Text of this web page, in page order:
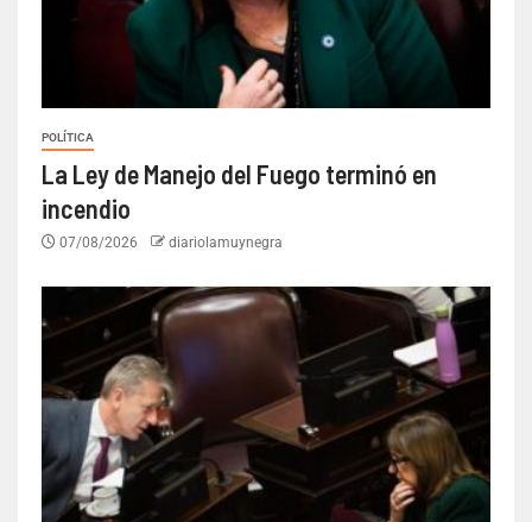
POLÍTICA
La Ley de Manejo del Fuego terminó en
incendio
07/08/2026 diariolamuynegra